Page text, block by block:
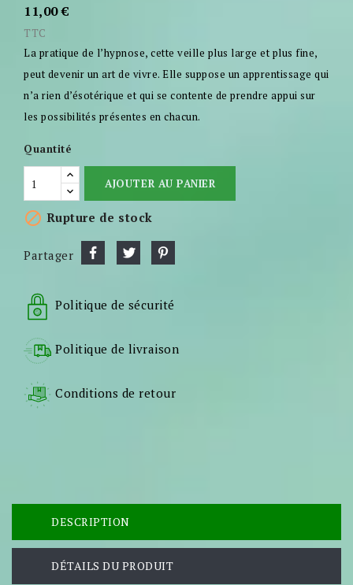
11,00 €
TTC
La pratique de l’hypnose, cette veille plus large et plus fine,
peut devenir un art de vivre. Elle suppose un apprentissage qui
n’a rien d’ésotérique et qui se contente de prendre appui sur
les possibilités présentes en chacun.
Quantité
AJOUTER AU PANIER
 Rupture de stock
Partager
Politique de sécurité
Politique de livraison
Conditions de retour
DESCRIPTION
DÉTAILS DU PRODUIT